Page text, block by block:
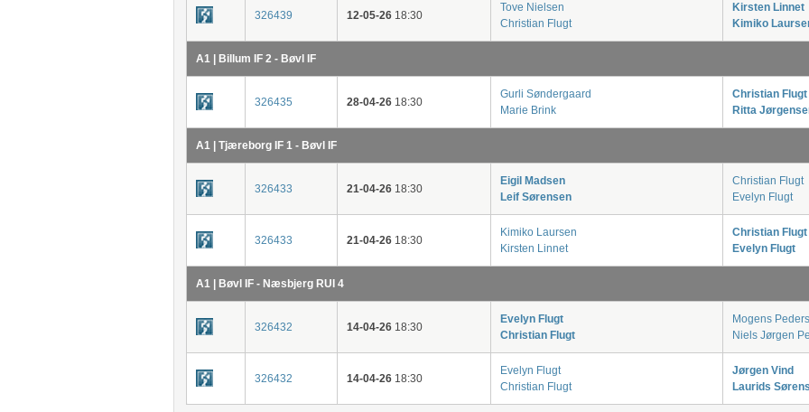
326439 12-05-2618:30
Tove Nielsen
Christian Flugt
Kirsten Linnet
Kimiko
A1 | Billum IF 2 - Bøvl IF
326435 28-04-2618:30
Gurli Søndergaard
Marie Brink
Christian Flugt
Ritta
A1 | Tjæreborg IF 1 - Bøvl IF
326433 21-04-2618:30
Eigil Madsen
Leif Sørensen
Christian Flugt
Evelyn Flugt
326433 21-04-2618:30
Kimiko Laursen
Kirsten Linnet
Christian Flugt
Evelyn Flugt
A1 | Bøvl IF - Næsbjerg RUI 4
326432 14-04-2618:30
Evelyn Flugt
Christian Flugt
Mogens
Niels Jørgen
326432 14-04-2618:30
Evelyn Flugt
Christian Flugt
Jørgen Vind
Laurids